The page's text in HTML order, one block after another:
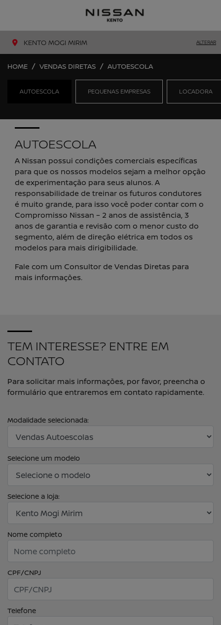
KENTO MOGI MIRIM ALTERAR
HOME VENDAS DIRETAS AUTOESCOLA
PEQUENAS EMPRESAS LOCADORA
AUTOESCOLA
AUTOESCOLA
A Nissan possui condições comerciais específicas
para que os nossos modelos sejam a melhor opção
de experimentação para seus alunos. A
responsabilidade de treinar os futuros condutores
é muito grande, para isso você poder contar com o
Compromisso Nissan – 2 anos de assistência, 3
anos de garantia e revisão com o menor custo do
segmento, além de direção elétrica em todos os
modelos para mais dirigibilidade.
Fale com um Consultor de Vendas Diretas para
mais informações.
TEM INTERESSE? ENTRE EM
CONTATO
Para solicitar mais informações, por favor, preencha o
formulário que entraremos em contato rapidamente.
Modalidade selecionada:
Selecione um modelo
Selecione a loja:
Nome completo
CPF/CNPJ
Telefone